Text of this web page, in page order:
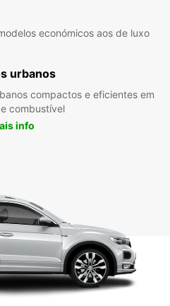
económicos aos de luxo
urbanos
compactos e eficientes em
combustível
info